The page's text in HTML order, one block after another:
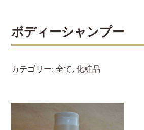
ボディーシャンプー
カテゴリー:全て,化粧品